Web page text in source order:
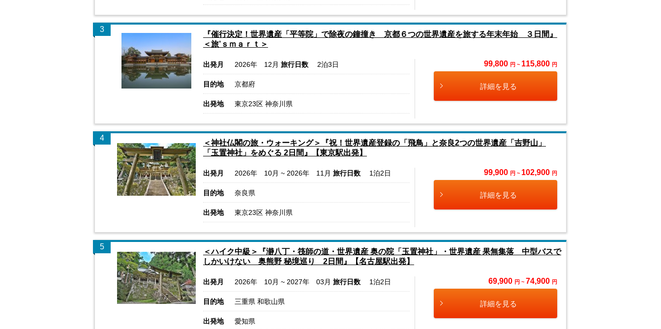
3
『催行決定！世界遺産「平等院」で除夜の鐘撞き 京都６つの世界遺産を旅する年末年始 ３日間』
＜旅’ｓｍａｒｔ＞
出発月 2026年 12月 旅行日数 2泊3日
目的地 京都府
出発地 東京23区 神奈川県
99,800 円 ~ 115,800 円
詳細を見る
4
＜神社仏閣の旅・ウォーキング＞『祝！世界遺産登録の「飛鳥」と奈良2つの世界遺産「吉野山」
「玉置神社」をめぐる 2日間』【東京駅出発】
出発月 2026年 10月 ~ 2026年 11月 旅行日数 1泊2日
目的地 奈良県
出発地 東京23区 神奈川県
99,900 円 ~ 102,900 円
詳細を見る
5
＜ハイク中級＞『瀞八丁・筏師の道・世界遺産 奥の院「玉置神社」・世界遺産 果無集落 中型バスで
しかいけない 奥熊野 秘境巡り 2日間』【名古屋駅出発】
出発月 2026年 10月 ~ 2027年 03月 旅行日数 1泊2日
目的地 三重県 和歌山県
出発地 愛知県
69,900 円 ~ 74,900 円
詳細を見る